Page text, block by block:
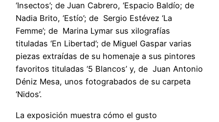
‘Insectos’; de Juan Cabrero, ‘Espacio Baldío; de
Nadia Brito, ‘Estío’; de Sergio Estévez ‘La
Femme’; de Marina Lymar sus xilografías
tituladas ‘En Libertad’; de Miguel Gaspar varias
piezas extraídas de su homenaje a sus pintores
favoritos tituladas ‘5 Blancos’ y, de Juan Antonio
Déniz Mesa, unos fotograbados de su carpeta
‘Nidos’.
La exposición muestra cómo el gusto